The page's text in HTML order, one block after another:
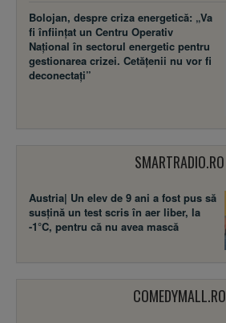
Bolojan, despre criza energetică: „Va
fi înființat un Centru Operativ
Național în sectorul energetic pentru
gestionarea crizei. Cetățenii nu vor fi
deconectați”
SMARTRADIO.RO
Austria| Un elev de 9 ani a fost pus să
susţină un test scris în aer liber, la
-1°C, pentru că nu avea mască
COMEDYMALL.RO